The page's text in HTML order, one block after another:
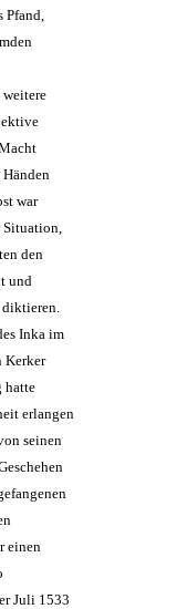
Pfand,
war
Situation,
den
und
diktieren.
Inka im
Kerker
hatte
erlangen
seinen
einen
Juli 1533